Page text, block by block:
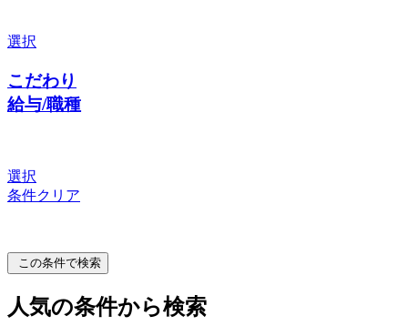
選択
こだわり
給与/職種
選択
条件クリア
この条件で検索
人気の条件から検索